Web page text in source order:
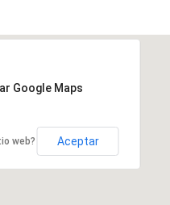
Google Maps
web? Aceptar